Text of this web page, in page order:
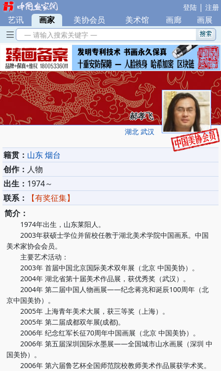
登陆 | 注册
艺讯 | 画家 美协会员 美术馆 画廊 画展
— 请输入搜索关键字 —
郝孝飞
湖北 武汉
籍贯： 山东 烟台
创作： 人物
出生： 1974～
联系：
【有奖征集】
简介：
1974年出生，山东莱阳人。
2003年获硕士学位并留校任教于湖北美术学院中国画系。中国
美术家协会会员。
主要艺术活动：
2003年 首届中国北京国际美术双年展（北京 中国美协）。
2004年 湖北省第十届美术作品展，获优秀奖（武汉）。
2004年 第二届中国人物画展——纪念蒋兆和诞辰100周年（北
京中国美协）。
2005年 上海青年美术大展，获三等奖（上海）。
2005年 第二届成都双年展(成都)。
2006年 纪念红军长征70周年中国画展（北京 中国美协）。
2006年 第五届深圳国际水墨展——全国城市山水画展（深圳 中
国美协）。
2006年 第六届鲁艺杯全国师范院校教师美术作品展获学术奖。